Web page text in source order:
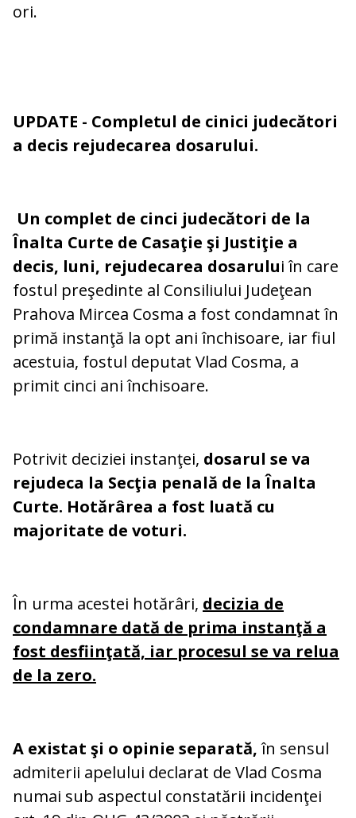
ori.
UPDATE - Completul de cinici judecători
a decis rejudecarea dosarului.
Un complet de cinci judecători de la
Înalta Curte de Casaţie şi Justiţie a
decis, luni, rejudecarea dosarului în care
fostul preşedinte al Consiliului Judeţean
Prahova Mircea Cosma a fost condamnat în
primă instanţă la opt ani închisoare, iar fiul
acestuia, fostul deputat Vlad Cosma, a
primit cinci ani închisoare.
Potrivit deciziei instanţei, dosarul se va
rejudeca la Secţia penală de la Înalta
Curte. Hotărârea a fost luată cu
majoritate de voturi.
În urma acestei hotărâri, decizia de
condamnare dată de prima instanţă a
fost desfiinţată, iar procesul se va relua
de la zero.
A existat şi o opinie separată,în sensul
admiterii apelului declarat de Vlad Cosma
numai sub aspectul constatării incidenţei